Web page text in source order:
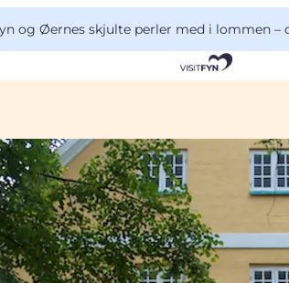
og Øernes skjulte perler med i lommen –